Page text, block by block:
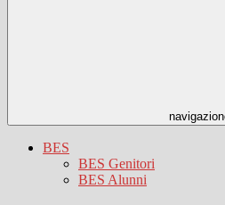
BES
BES Genitori
BES Alunni